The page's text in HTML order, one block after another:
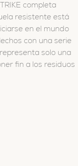
completa
resistente está
en el mundo
con una serie
solo una
fin a los residuos